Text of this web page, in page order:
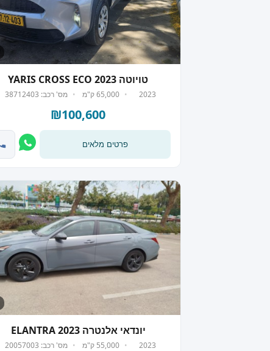
טויוטה YARIS CROSS ECO 2023
2023 65,000 ק"מ מס' רכב: 38712403
₪100,600
פרטים מלאים
יונדאי אלנטרה ELANTRA 2023
2023 55,000 ק"מ מס' רכב: 20057003